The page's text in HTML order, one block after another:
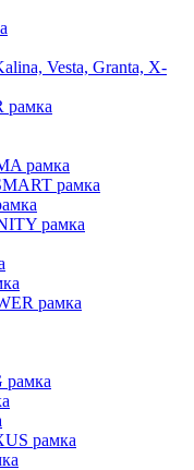
Vesta, Granta, X-
рамка
рамка
рамка
рамка
рамка
рамка
рамка